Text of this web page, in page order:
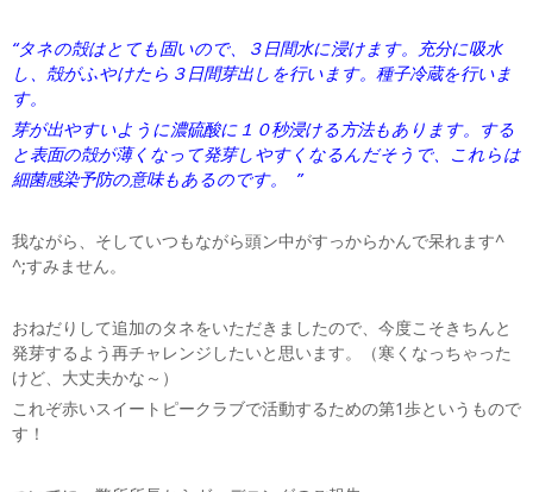
“タネの殻はとても固いので、３日間水に浸けます。充分に吸水
し、殻がふやけたら３日間芽出しを行います。種子冷蔵を行いま
す。
芽が出やすいように濃硫酸に１０秒浸ける方法もあります。する
と表面の殻が薄くなって発芽しやすくなるんだそうで、これらは
細菌感染予防の意味もあるのです。 ”
我ながら、そしていつもながら頭ン中がすっからかんで呆れます^
^;すみません。
おねだりして追加のタネをいただきましたので、今度こそきちんと
発芽するよう再チャレンジしたいと思います。（寒くなっちゃった
けど、大丈夫かな～）
これぞ赤いスイートピークラブで活動するための第1歩というもので
す！